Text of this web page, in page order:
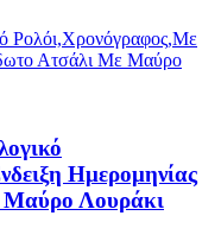
Ημερομηνίας
Μαύρο Λουράκι